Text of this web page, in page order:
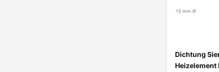
Dichtung